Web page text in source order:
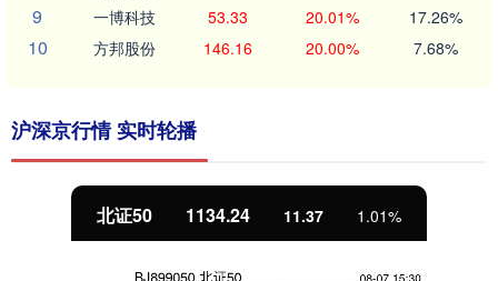
9 一博科技 53.33 20.01% 17.26%
10 方邦股份 146.16 20.00% 7.68%
沪深京行情 实时轮播
北证50 1134.24 11.37 1.01%